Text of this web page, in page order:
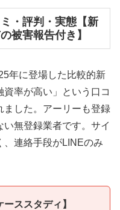
・評判・実態【新
被害報告付き】
年に登場した比較的新
率が高い」という口コ
ました。アーリーも登録
無登録業者です。サイ
、連絡手段がLINEのみ
ススタディ】